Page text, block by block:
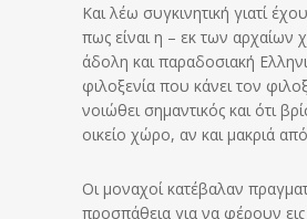
Και λέω συγκινητική γιατί
πως είναι η – εκ των αρχαίων
άδολη και παραδοσιακή
φιλοξενία που κάνει τον
νοιώθει σημαντικός και ότι
οικείο χώρο, αν και μακριά
Οι μοναχοί κατέβαλαν
προσπάθεια για να φέρουν